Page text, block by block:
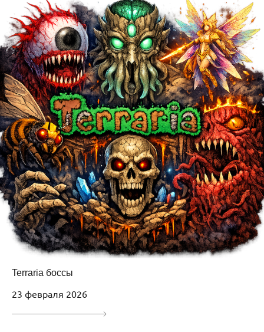
Terraria боссы
23 февраля 2026